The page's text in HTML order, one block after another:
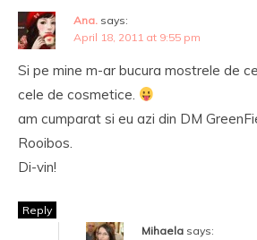
Ana. says:
April 18, 2011 at 9:55 pm
Si pe mine m-ar bucura mostrele de
cele de cosmetice.
am cumparat si eu azi din DM
Rooibos.
Di-vin!
Reply
Mihaela says: